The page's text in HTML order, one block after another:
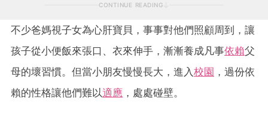
CONTINUE READING
不少爸媽視子女為心肝寶貝，事事對他們照顧周到，讓
孩子從小便飯來張口、衣來伸手，漸漸養成凡事依賴父
母的壞習慣。但當小朋友慢慢長大，進入 校園 ，過份依
賴的性格讓他們難以適應 ，處處碰壁。